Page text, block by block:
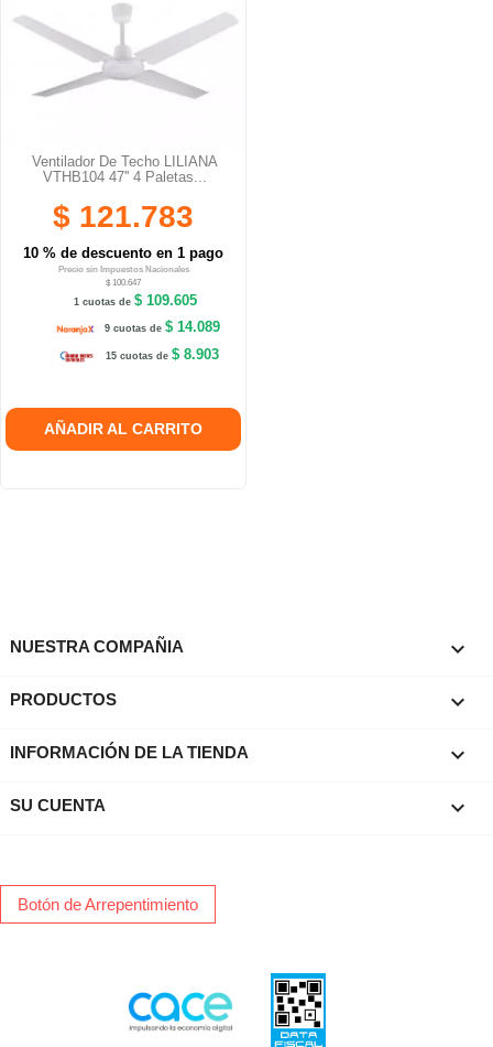
Ventilador De Techo LILIANA
VTHB104 47'' 4 Paletas...
$ 121.783
10 % de descuento en 1 pago
Precio sin Impuestos Nacionales
$ 100.647
1 cuotas de $ 109.605
9 cuotas de$ 14.089
15 cuotas de$ 8.903
AÑADIR AL CARRITO
NUESTRA COMPAÑIA 
PRODUCTOS 
INFORMACIÓN DE LA TIENDA keyboard_arrow_down
SU CUENTA 
Botón de Arrepentimiento